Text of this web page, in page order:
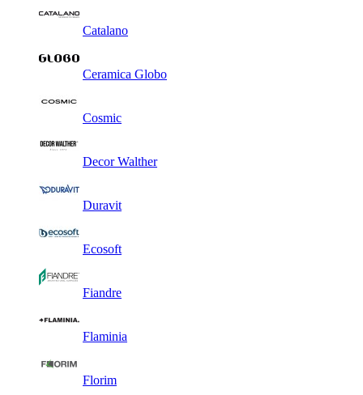
Catalano
Ceramica Globo
Cosmic
Decor Walther
Duravit
Ecosoft
Fiandre
Flaminia
Florim